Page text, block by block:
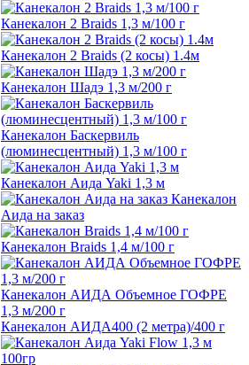
Канекалон 2 Braids 1,3 м/100 г
Канекалон 2 Braids (2 косы) 1.4м
Канекалон Шадэ 1,3 м/200 г
Канекалон Баскервиль
(люминесцентный) 1,3 м/100 г
Канекалон Аида Yaki 1,3 м
Канекалон
Аида на заказ
Канекалон Braids 1,4 м/100 г
Канекалон АИДА Объемное ГОФРЕ
1,3 м/200 г
Канекалон АИДА400 (2 метра)/400 г